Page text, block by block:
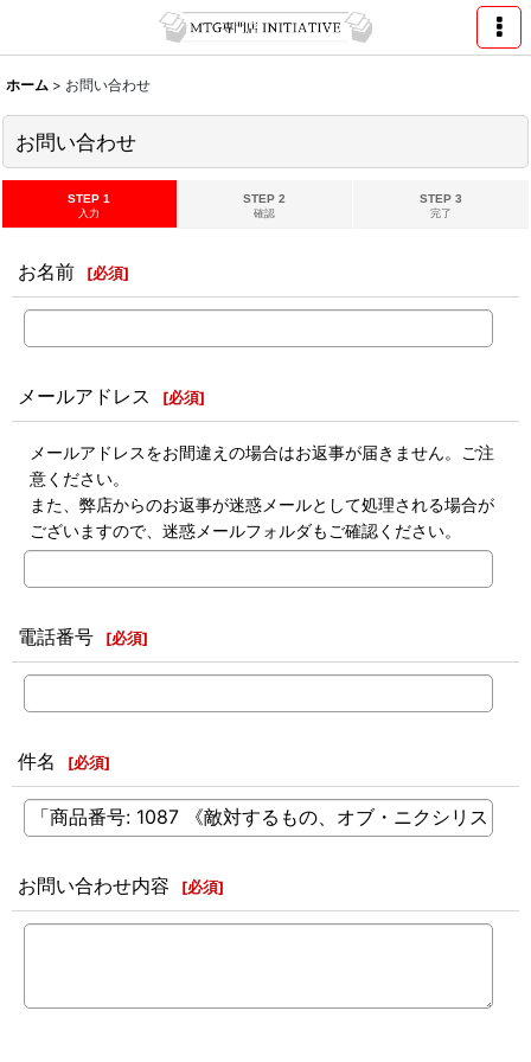
ホーム > お問い合わせ
お問い合わせ
STEP 1
入力
STEP 2
確認
STEP 3
完了
お名前 [必須]
メールアドレス [必須]
メールアドレスをお間違えの場合はお返事が届きません。ご注
意ください。
また、弊店からのお返事が迷惑メールとして処理される場合が
ございますので、迷惑メールフォルダもご確認ください。
電話番号 [必須]
件名 [必須]
お問い合わせ内容 [必須]